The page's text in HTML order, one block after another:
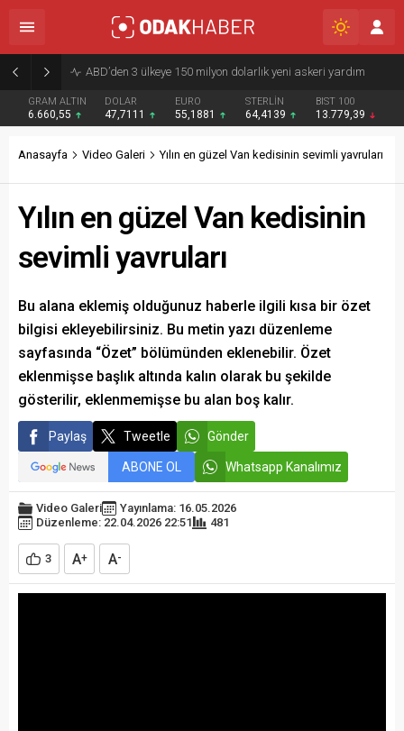
ABD’den 3 ülkeye 150 milyon dolarlık yeni askeri yardım
GRAM ALTIN
6.660,55
DOLAR
47,7111
EURO
55,1881
STERLİN
64,4139
BIST 100
13.779,39
Anasayfa Video Galeri Yılın en güzel Van kedisinin sevimli yavruları
Yılın en güzel Van kedisinin
sevimli yavruları
Bu alana eklemiş olduğunuz haberle ilgili kısa bir özet
bilgisi ekleyebilirsiniz. Bu metin yazı düzenleme
sayfasında “Özet” bölümünden eklenebilir. Özet
eklenmişse başlık altında kalın olarak bu şekilde
gösterilir, eklenmemişse bu alan boş kalır.
Paylaş Tweetle Gönder
ABONE OL Whatsapp Kanalımız
Video Galeri
Yayınlama: 16.05.2026
Düzenleme: 22.04.2026 22:51
481
3 A+ A-